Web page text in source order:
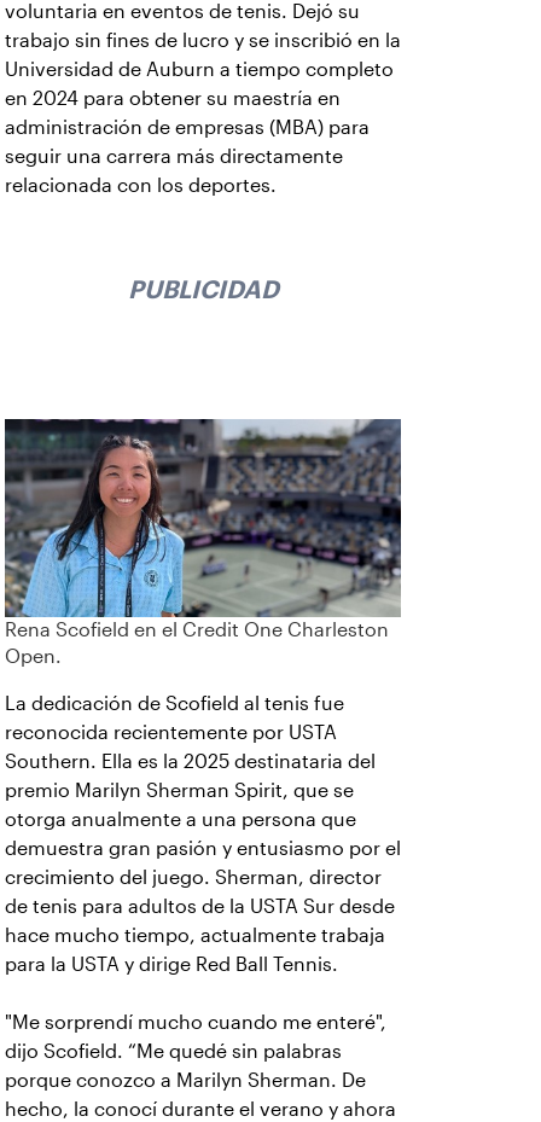
voluntaria en eventos de tenis. Dejó su
trabajo sin fines de lucro y se inscribió en la
Universidad de Auburn a tiempo completo
en 2024 para obtener su maestría en
administración de empresas (MBA) para
seguir una carrera más directamente
relacionada con los deportes.
PUBLICIDAD
Rena Scofield en el Credit One Charleston
Open.
La dedicación de Scofield al tenis fue
reconocida recientemente por USTA
Southern. Ella es la 2025 destinataria del
premio Marilyn Sherman Spirit, que se
otorga anualmente a una persona que
demuestra gran pasión y entusiasmo por el
crecimiento del juego. Sherman, director
de tenis para adultos de la USTA Sur desde
hace mucho tiempo, actualmente trabaja
para la USTA y dirige Red Ball Tennis.
"Me sorprendí mucho cuando me enteré",
dijo Scofield. “Me quedé sin palabras
porque conozco a Marilyn Sherman. De
hecho, la conocí durante el verano y ahora